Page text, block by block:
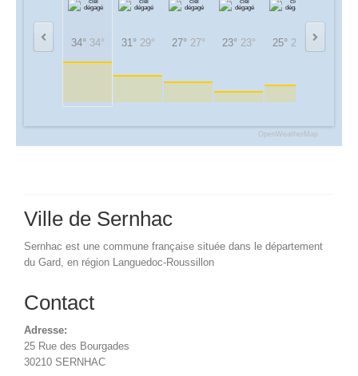
34° 34° 31° 29° 27° 27° 23° 23° 25° 25°
OpenWeatherMap
Ville de Sernhac
Sernhac est une commune française située dans le département
du Gard, en région Languedoc-Roussillon
Contact
Adresse:
25 Rue des Bourgades
30210 SERNHAC